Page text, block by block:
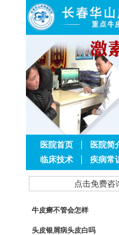
医院首页 医院简
临床技术
疾病常
点击免费咨
牛皮癣不管会怎样
头皮银屑病头皮白吗